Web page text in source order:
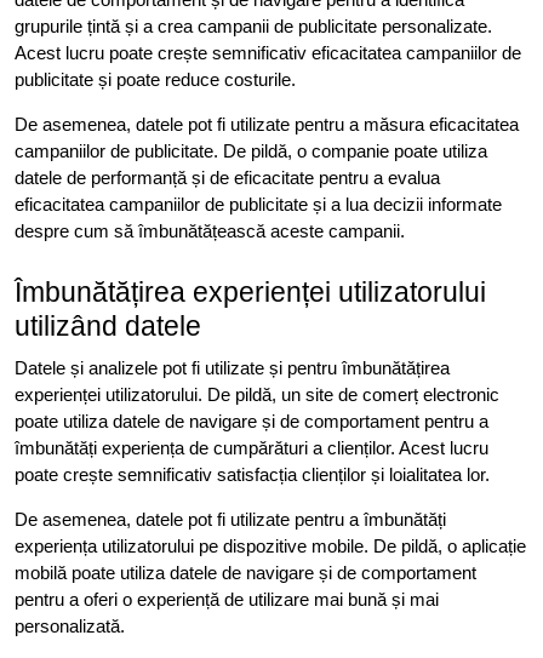
grupurile țintă și a crea campanii de publicitate personalizate.
Acest lucru poate crește semnificativ eficacitatea campaniilor de
publicitate și poate reduce costurile.
De asemenea, datele pot fi utilizate pentru a măsura eficacitatea
campaniilor de publicitate. De pildă, o companie poate utiliza
datele de performanță și de eficacitate pentru a evalua
eficacitatea campaniilor de publicitate și a lua decizii informate
despre cum să îmbunătățească aceste campanii.
Îmbunătățirea experienței utilizatorului
utilizând datele
Datele și analizele pot fi utilizate și pentru îmbunătățirea
experienței utilizatorului. De pildă, un site de comerț electronic
poate utiliza datele de navigare și de comportament pentru a
îmbunătăți experiența de cumpărături a clienților. Acest lucru
poate crește semnificativ satisfacția clienților și loialitatea lor.
De asemenea, datele pot fi utilizate pentru a îmbunătăți
experiența utilizatorului pe dispozitive mobile. De pildă, o aplicație
mobilă poate utiliza datele de navigare și de comportament
pentru a oferi o experiență de utilizare mai bună și mai
personalizată.